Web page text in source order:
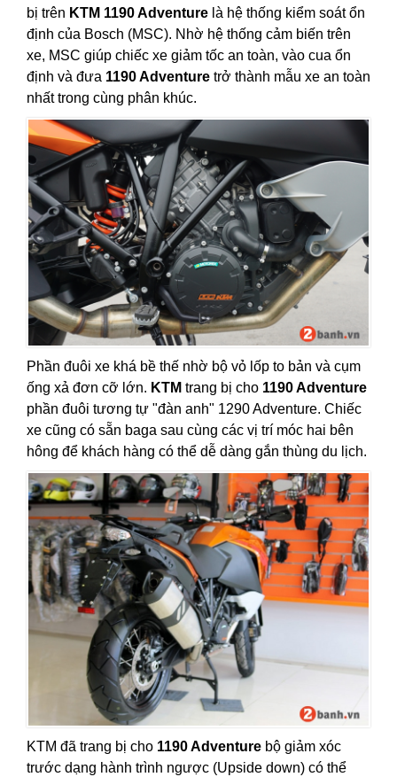
bị trên KTM 1190 Adventure là hệ thống kiểm soát ổn
định của Bosch (MSC). Nhờ hệ thống cảm biến trên
xe, MSC giúp chiếc xe giảm tốc an toàn, vào cua ổn
định và đưa 1190 Adventure trở thành mẫu xe an toàn
nhất trong cùng phân khúc.
Phần đuôi xe khá bề thế nhờ bộ vỏ lốp to bản và cụm
ống xả đơn cỡ lớn. KTM trang bị cho 1190 Adventure
phần đuôi tương tự "đàn anh" 1290 Adventure. Chiếc
xe cũng có sẵn baga sau cùng các vị trí móc hai bên
hông để khách hàng có thể dễ dàng gắn thùng du lịch.
KTM đã trang bị cho 1190 Adventure bộ giảm xóc
trước dạng hành trình ngược (Upside down) có thể